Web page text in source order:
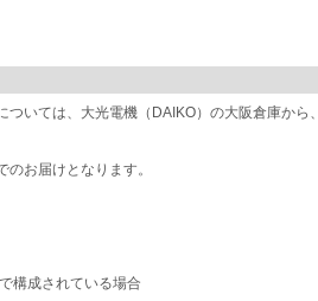
いては、大光電機（DAIKO）の大阪倉庫から
お届けとなります。
構成されている場合